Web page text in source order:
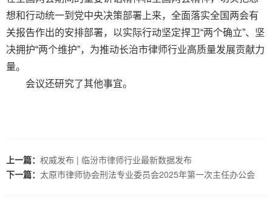
想和行动统一到党中央决策部署上来，全面落实全国两会有
关报告作出的安排部署，以实际行动坚定捍卫“两个确立”、坚
决拥护“两个维护”，为推动长治市律师行业高质量发展贡献力
量。
会议还研究了其他事宜。
上一篇： 权威发布 | 临汾市律师行业最新数据发布
下一篇： 太原市律师协会刑法专业委员会2025年第一次主任办公会